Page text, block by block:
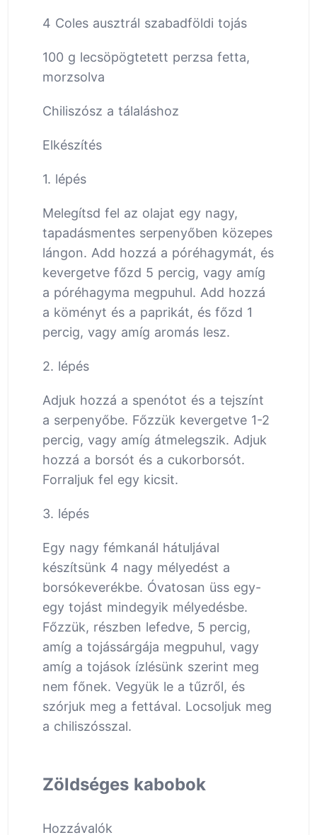
4 Coles ausztrál szabadföldi tojás
100 g lecsöpögtetett perzsa fetta,
morzsolva
Chiliszósz a tálaláshoz
Elkészítés
1. lépés
Melegítsd fel az olajat egy nagy,
tapadásmentes serpenyőben közepes
lángon. Add hozzá a póréhagymát, és
kevergetve főzd 5 percig, vagy amíg
a póréhagyma megpuhul. Add hozzá
a köményt és a paprikát, és főzd 1
percig, vagy amíg aromás lesz.
2. lépés
Adjuk hozzá a spenótot és a tejszínt
a serpenyőbe. Főzzük kevergetve 1-2
percig, vagy amíg átmelegszik. Adjuk
hozzá a borsót és a cukorborsót.
Forraljuk fel egy kicsit.
3. lépés
Egy nagy fémkanál hátuljával
készítsünk 4 nagy mélyedést a
borsókeverékbe. Óvatosan üss egy-
egy tojást mindegyik mélyedésbe.
Főzzük, részben lefedve, 5 percig,
amíg a tojássárgája megpuhul, vagy
amíg a tojások ízlésünk szerint meg
nem főnek. Vegyük le a tűzről, és
szórjuk meg a fettával. Locsoljuk meg
a chiliszósszal.
Zöldséges kabobok
Hozzávalók